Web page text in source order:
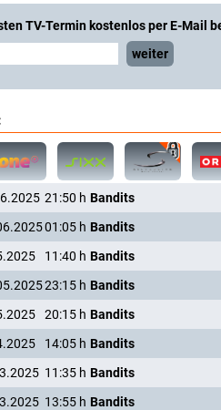
TV-Termin kostenlos per E-Mail
weiter
21:50 h Bandits
01:05 h Bandits
11:40 h Bandits
23:15 h Bandits
20:15 h Bandits
14:05 h Bandits
11:35 h Bandits
13:55 h Bandits